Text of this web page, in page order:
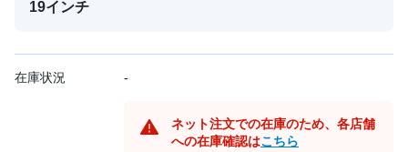
19インチ
在庫状況 -
ネット注文での在庫のため、各店舗
への在庫確認はこちら